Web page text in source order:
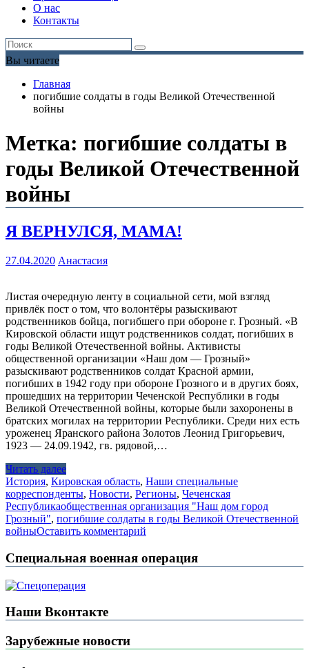
О нас
Контакты
Вы читаете
Главная
погибшие солдаты в годы Великой Отечественной
войны
Метка: погибшие солдаты в
годы Великой Отечественной
войны
Я ВЕРНУЛСЯ, МАМА!
27.04.2020 Анастасия
Листая очередную ленту в социальной сети, мой взгляд
привлёк пост о том, что волонтёры разыскивают
родственников бойца, погибшего при обороне г. Грозный. «В
Кировской области ищут родственников солдат, погибших в
годы Великой Отечественной войны. Активисты
общественной организации «Наш дом — Грозный»
разыскивают родственников солдат Красной армии,
погибших в 1942 году при обороне Грозного и в других боях,
прошедших на территории Чеченской Республики в годы
Великой Отечественной войны, которые были захоронены в
братских могилах на территории Республики. Среди них есть
уроженец Яранского района Золотов Леонид Григорьевич,
1923 — 24.09.1942, гв. рядовой,…
Читать далее
История, Кировская область, Наши специальные
корреспонденты, Новости, Регионы, Чеченская
Республикаобщественная организация "Наш дом город
Грозный", погибшие солдаты в годы Великой Отечественной
войныОставить комментарий
Специальная военная операция
Наши Вконтакте
Зарубежные новости